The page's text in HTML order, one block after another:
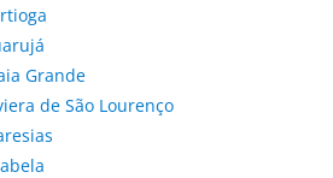
Grande
de São Lourenço